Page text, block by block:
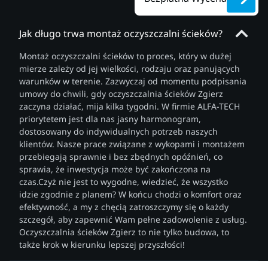
Jak długo trwa montaż oczyszczalni ścieków?
Montaż oczyszczalni ścieków to proces, który w dużej
mierze zależy od jej wielkości, rodzaju oraz panujących
warunków w terenie. Zazwyczaj od momentu podpisania
umowy do chwili, gdy oczyszczalnia ścieków Zgierz
zaczyna działać, mija kilka tygodni. W firmie ALFA-TECH
priorytetem jest dla nas jasny harmonogram,
dostosowany do indywidualnych potrzeb naszych
klientów. Nasze prace związane z wykopami i montażem
przebiegają sprawnie i bez zbędnych opóźnień, co
sprawia, że inwestycja może być zakończona na
czas.Czyż nie jest to wygodne, wiedzieć, że wszystko
idzie zgodnie z planem? W końcu chodzi o komfort oraz
efektywność, a my z chęcią zatroszczymy się o każdy
szczegół, aby zapewnić Wam pełne zadowolenie z usług.
Oczyszczalnia ścieków Zgierz to nie tylko budowa, to
także krok w kierunku lepszej przyszłości!